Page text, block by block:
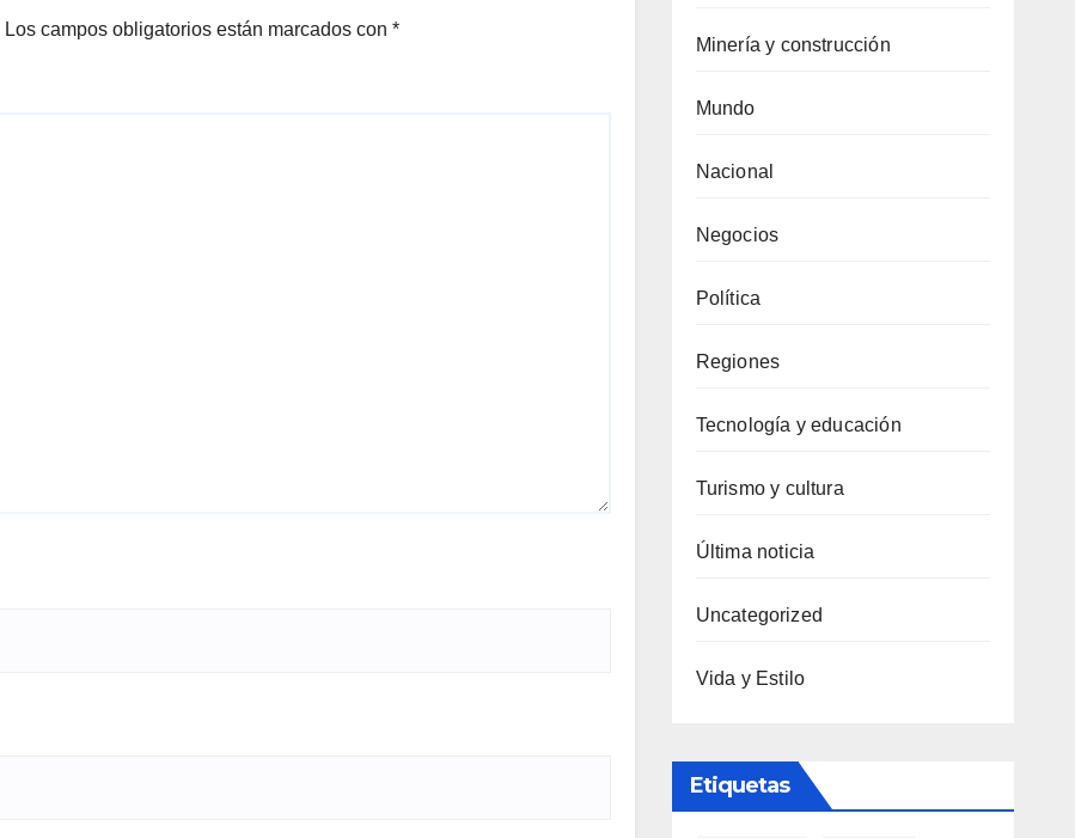
Los campos obligatorios están marcados con *
Minería y construcción
Mundo
Nacional
Negocios
Política
Regiones
Tecnología y educación
Turismo y cultura
Última noticia
Uncategorized
Vida y Estilo
Etiquetas